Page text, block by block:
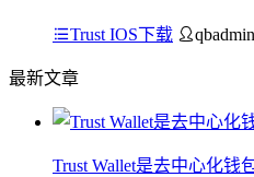
Trust IOS下载 qbadmin
最新文章
Trust Wallet是去中心化钱